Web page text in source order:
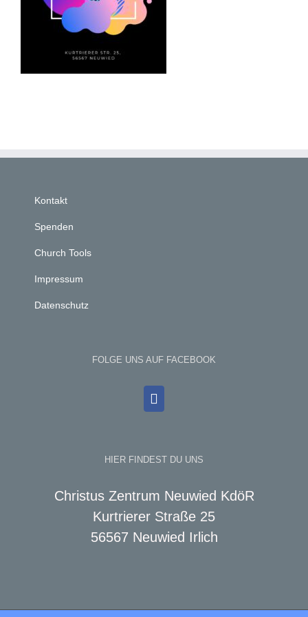
Kontakt
Spenden
Church Tools
Impressum
Datenschutz
FOLGE UNS AUF FACEBOOK
HIER FINDEST DU UNS
Christus Zentrum Neuwied KdöR
Kurtrierer Straße 25
56567 Neuwied Irlich